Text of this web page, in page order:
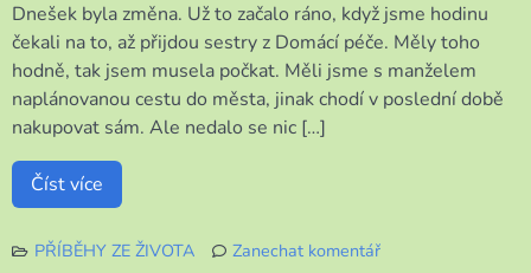
Dnešek byla změna. Už to začalo ráno, když jsme hodinu
čekali na to, až přijdou sestry z Domácí péče. Měly toho
hodně, tak jsem musela počkat. Měli jsme s manželem
naplánovanou cestu do města, jinak chodí v poslední době
nakupovat sám. Ale nedalo se nic […]
Číst více
PŘÍBĚHY ZE ŽIVOTA
Zanechat komentář